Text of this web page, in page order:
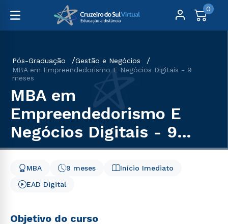
0
Pós-Graduação
Gestão e Negócios
MBA em Empreendedorismo E Negócios Digitais - 9
meses
MBA em
Empreendedorismo E
Negócios Digitais - 9
meses
Início Imediato
9 meses
MBA
EAD Digital
Objetivo do curso